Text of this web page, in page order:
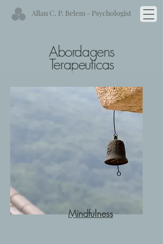
Allan C. P. Belem - Psychologist
Abordagens
Terapeuticas
Mindfulness